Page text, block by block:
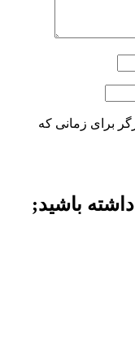
برای زمانی که
باشید;